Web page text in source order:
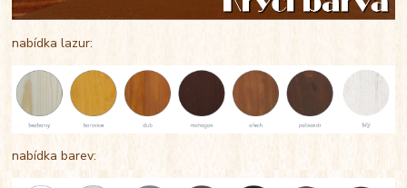
nabídka lazur:
nabídka barev: